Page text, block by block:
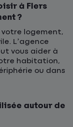
à Flers
?
logement,
L’agence
vous aider à
habitation,
ou dans
autour de